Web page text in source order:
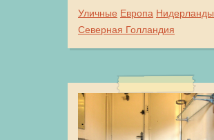
Уличные Европа Нидерланды
Северная Голландия